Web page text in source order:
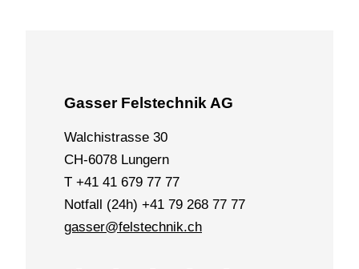
Gasser Felstechnik AG
Walchistrasse 30
CH-6078 Lungern
T +41 41 679 77 77
Notfall (24h) +41 79 268 77 77
gasser@felstechnik.ch